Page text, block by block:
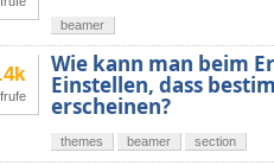
beamer
Wie kann man beim
Einstellen, dass
erscheinen?
themes beamer section